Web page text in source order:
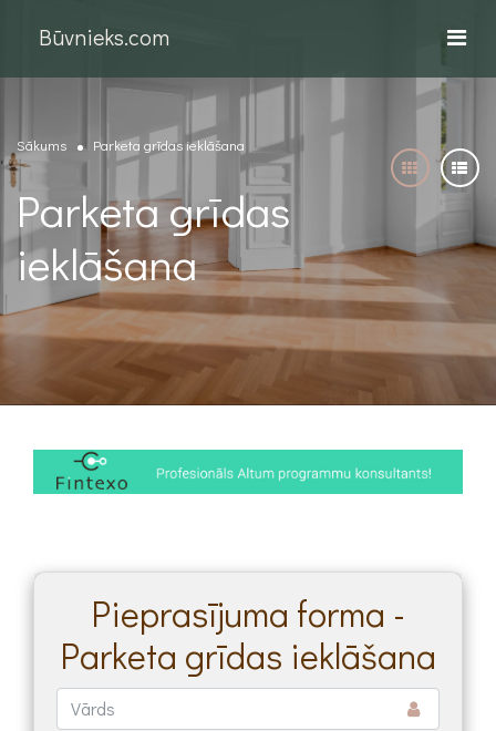
Būvnieks.com
Sākums Parketa grīdas ieklāšana
Parketa grīdas
ieklāšana
Pieprasījuma forma -
Parketa grīdas ieklāšana